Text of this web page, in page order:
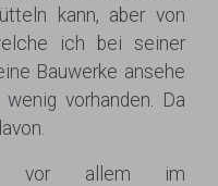
kann, aber von
ich bei seiner
Bauwerke ansehe
vorhanden. Da
vor allem im